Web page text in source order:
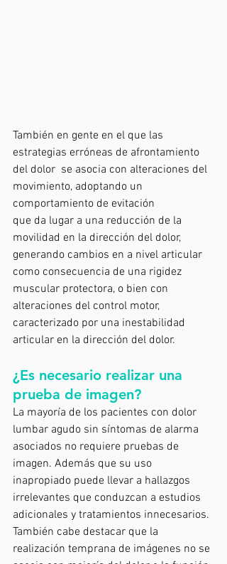
También en gente en el que las
estrategias erróneas de afrontamiento
del dolor  se asocia con alteraciones del
movimiento, adoptando un
comportamiento de evitación
que da lugar a una reducción de la
movilidad en la dirección del dolor,
generando cambios en a nivel articular
como consecuencia de una rigidez
muscular protectora, o bien con
alteraciones del control motor,
caracterizado por una inestabilidad
articular en la dirección del dolor.
¿Es necesario realizar una
prueba de imagen?
La mayoría de los pacientes con dolor
lumbar agudo sin síntomas de alarma
asociados no requiere pruebas de
imagen. Además que su uso
inapropiado puede llevar a hallazgos
irrelevantes que conduzcan a estudios
adicionales y tratamientos innecesarios.
También cabe destacar que la
realización temprana de imágenes no se